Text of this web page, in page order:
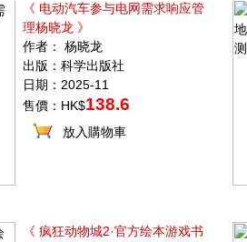
《 电动汽车参与电网需求响应管
理杨晓龙 》
作者： 杨晓龙
出版：科学出版社
日期：2025-11
售價：HK$138.6
放入購物車
《 疯狂动物城2·官方绘本游戏书